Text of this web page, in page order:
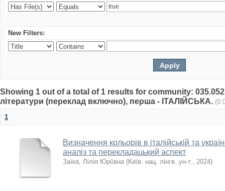
New Filters:
Showing 1 out of a total of 1 results for community:
літератури (переклад включно), перша - ІТАЛІЙСЬКА.
1
Визначення кольорів в італійській та
аналіз та перекладацький аспект
Заїка, Лілія Юріївна (Київ. нац. лінгв. ун-т., 2024)